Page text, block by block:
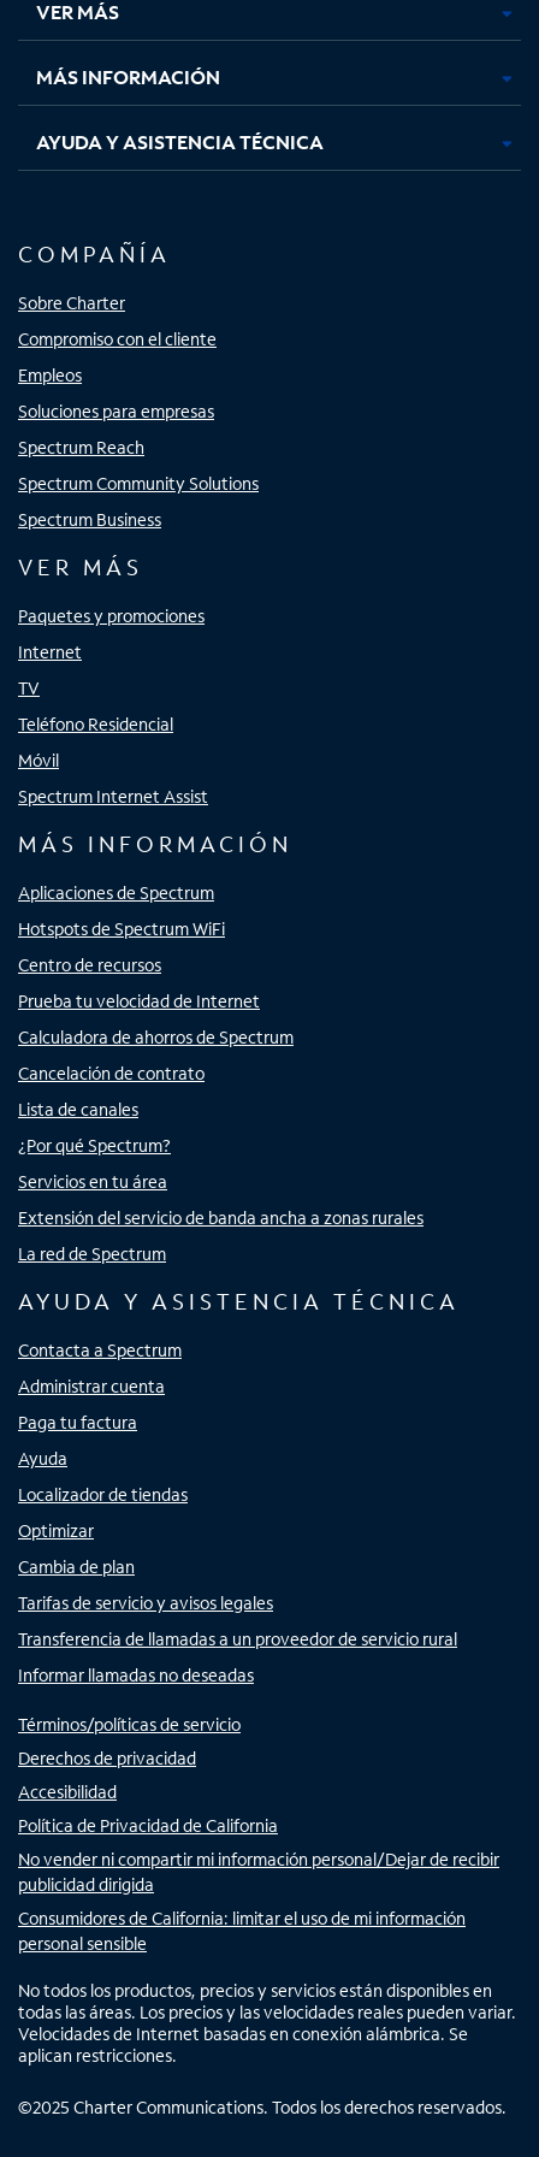
pestaña
nueva
pestaña
nueva
pestaña
nuevanueva
VER MÁS
MÁS INFORMACIÓN
AYUDA Y ASISTENCIA TÉCNICA
COMPAÑÍA
Sobre Charter
Compromiso con el cliente
Empleos
Soluciones para empresas
Spectrum Reach
Spectrum Community Solutions
Spectrum Business
VER MÁS
Paquetes y promociones
Internet
TV
Teléfono Residencial
Móvil
Spectrum Internet Assist
MÁS INFORMACIÓN
Aplicaciones de Spectrum
Hotspots de Spectrum WiFi
Centro de recursos
Prueba tu velocidad de Internet
Calculadora de ahorros de Spectrum
Cancelación de contrato
Lista de canales
¿Por qué Spectrum?
Servicios en tu área
Extensión del servicio de banda ancha a zonas rurales
La red de Spectrum
AYUDA Y ASISTENCIA TÉCNICA
Contacta a Spectrum
Administrar cuenta
Paga tu factura
Ayuda
Localizador de tiendas
Optimizar
Cambia de plan
Tarifas de servicio y avisos legales
Transferencia de llamadas a un proveedor de servicio rural
Informar llamadas no deseadas
Términos/políticas de servicio
Derechos de privacidad
Accesibilidad
Política de Privacidad de California
No vender ni compartir mi información personal/Dejar de recibir
publicidad dirigida
Consumidores de California: limitar el uso de mi información
personal sensible
No todos los productos, precios y servicios están disponibles en
todas las áreas. Los precios y las velocidades reales pueden variar.
Velocidades de Internet basadas en conexión alámbrica. Se
aplican restricciones.
©2025 Charter Communications. Todos los derechos reservados.